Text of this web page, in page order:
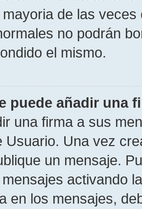
de las
no podrán
el mismo.
puede añadir una
una firma a sus
Usuario. Una vez
un mensaje.
activando
en los mensajes,